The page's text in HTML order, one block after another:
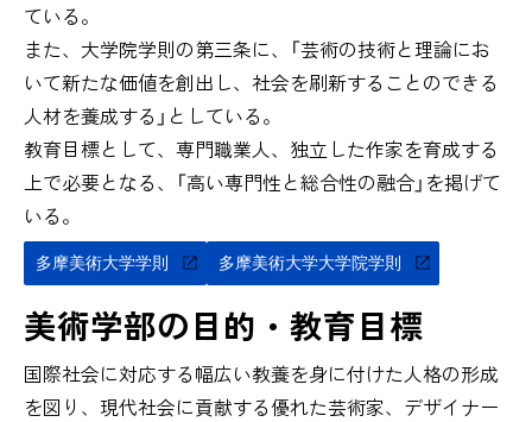
ている。
また、大学院学則の第三条に、「芸術の技術と理論にお
いて新たな価値を創出し、社会を刷新することのできる
人材を養成する」としている。
教育目標として、専門職業人、独立した作家を育成する
上で必要となる、「高い専門性と総合性の融合」を掲げて
いる。
多摩美術大学学則 多摩美術大学大学院学則
美術学部の目的・教育目標
国際社会に対応する幅広い教養を身に付けた人格の形成
を図り、現代社会に貢献する優れた芸術家、デザイナー